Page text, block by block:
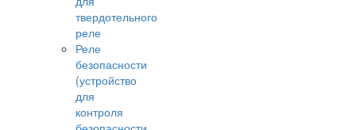
твердотельного
реле
Реле
безопасности
(устройство
для
контроля